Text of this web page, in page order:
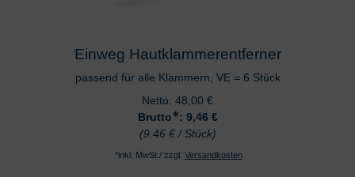
Einweg Hautklammerentferner
passend für alle Klammern, VE = 6 Stück
Netto: 48,00 €
Brutto∗: 9,46 €
(9.46 € / Stück)
*inkl. MwSt./ zzgl. Versandkosten